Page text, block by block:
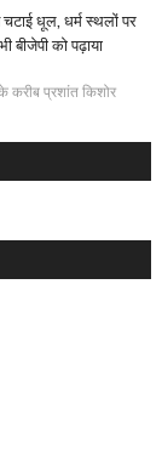
चटाई धूल, धर्म स्थलों पर
बीजेपी को पढ़ाया
करीब प्रशांत किशोर